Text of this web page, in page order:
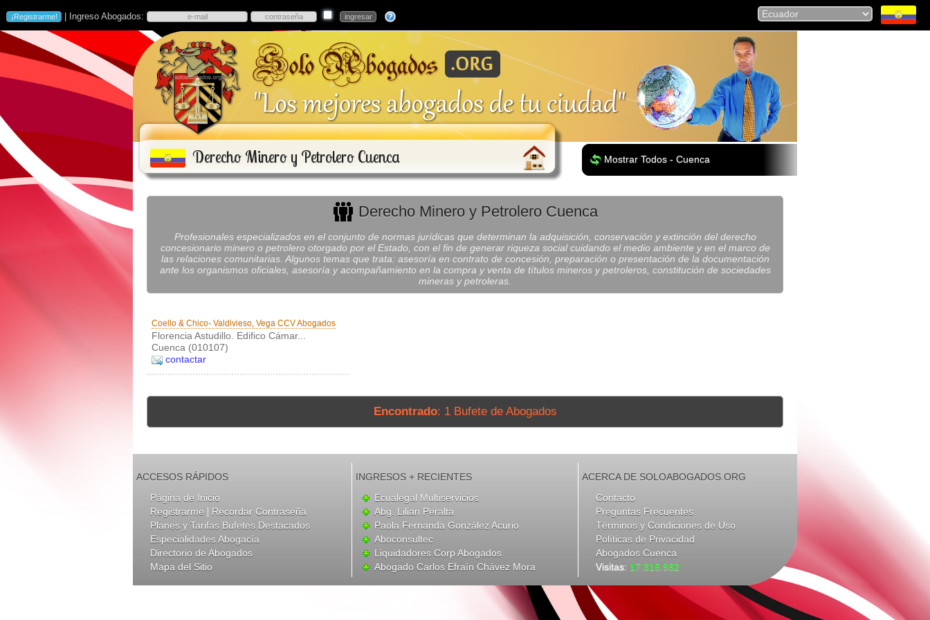
| Ingreso Abogados:
Derecho Minero y Petrolero Cuenca Mostrar Todos - Cuenca
Derecho Minero y Petrolero Cuenca
Profesionales especializados en el conjunto de normas jurídicas que determinan la adquisición, conservación y extinción del derecho
concesionario minero o petrolero otorgado por el Estado, con el fin de generar riqueza social cuidando el medio ambiente y en el marco de
las relaciones comunitarias. Algunos temas que trata: asesoría en contrato de concesión, preparación o presentación de la documentación
ante los organismos oficiales, asesoría y acompañamiento en la compra y venta de títulos mineros y petroleros, constitución de sociedades
mineras y petroleras.
Coello & Chico- Valdivieso, Vega CCV Abogados
Florencia Astudillo. Edifico Cámar...
Cuenca (010107)
contactar
Encontrado: 1 Bufete de Abogados
ACCESOS RÁPIDOS
Página de Inicio
Registrarme | Recordar Contraseña
Planes y Tarifas Bufetes Destacados
Especialidades Abogacía
Directorio de Abogados
Mapa del Sitio
INGRESOS + RECIENTES
Ecualegal Multiservicios
Abg. Lilian Peralta
Paola Fernanda González Acurio
Aboconsultec
Liquidadores Corp Abogados
Abogado Carlos Efraín Chávez Mora
ACERCA DE SOLOABOGADOS.ORG
Contacto
Preguntas Frecuentes
Términos y Condiciones de Uso
Políticas de Privacidad
Abogados Cuenca
Visitas: 17.316.962